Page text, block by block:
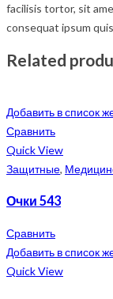
facilisis tortor, sit
consequat ipsum
Related
Добавить в список
Сравнить
Quick View
Защитные,
Очки 543
Сравнить
Добавить в список
Quick View